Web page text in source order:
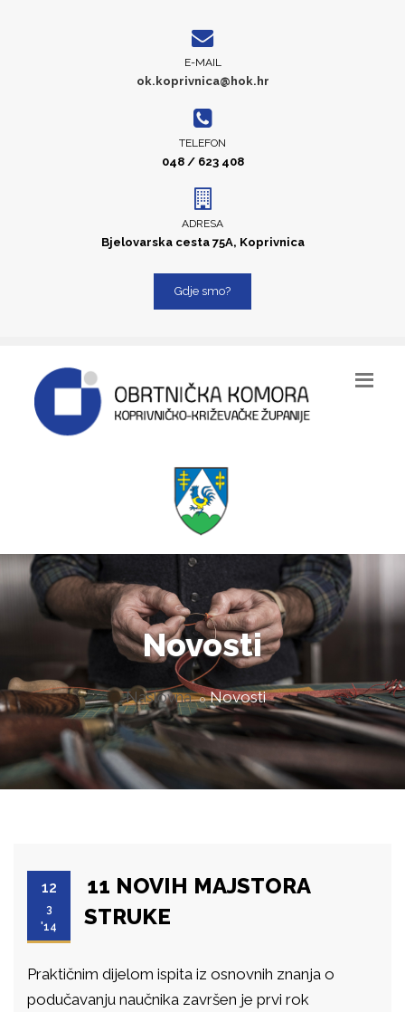
E-MAIL
ok.koprivnica@hok.hr
TELEFON
048 / 623 408
ADRESA
Bjelovarska cesta 75A, Koprivnica
Gdje smo?
Novosti
Naslovna Novosti
12
3
'14
11 NOVIH MAJSTORA
STRUKE
Praktičnim dijelom ispita iz osnovnih znanja o
podučavanju naučnika završen je prvi rok